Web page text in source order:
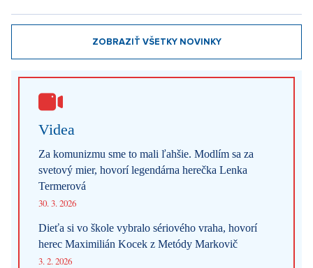
Turecko USA vyjednávání mír
DESIGN
Luxusné bývanie v Prahe – Novinky v ponuke
DESIGN
Yesterday 10:50
Luxusné bývanie v Prahe – Novinky v ponuke
Najnovšie články